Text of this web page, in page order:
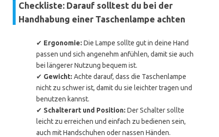
Checkliste: Darauf solltest du bei der
Handhabung einer Taschenlampe achten
✔ Ergonomie: Die Lampe sollte gut in deine Hand
passen und sich angenehm anfühlen, damit sie auch
bei längerer Nutzung bequem ist.
✔ Gewicht: Achte darauf, dass die Taschenlampe
nicht zu schwer ist, damit du sie leichter tragen und
benutzen kannst.
✔ Schalterart und Position: Der Schalter sollte
leicht zu erreichen und einfach zu bedienen sein,
auch mit Handschuhen oder nassen Händen.